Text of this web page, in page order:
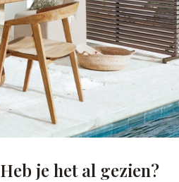
Heb je het al gezien?